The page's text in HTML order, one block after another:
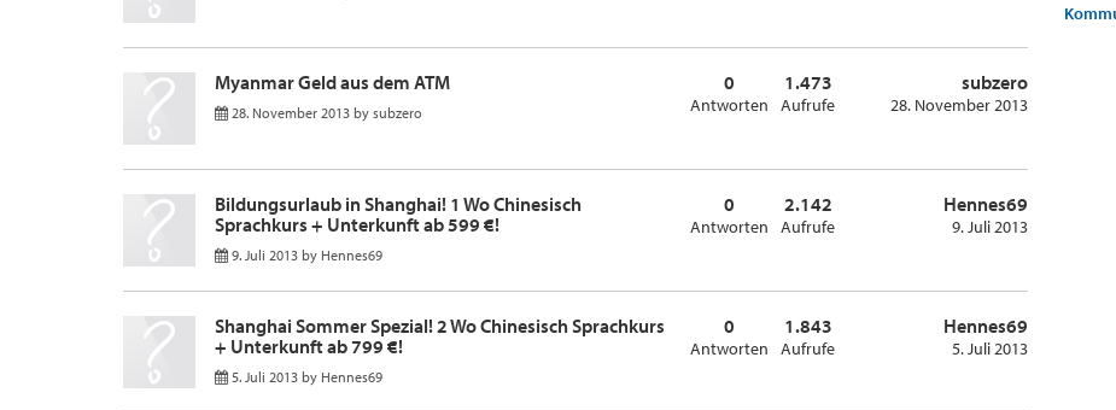
Myanmar Geld aus dem ATM
28. November 2013 by subzero
0
Antworten
1.473
Aufrufe
subzero
28. November 2013
Bildungsurlaub in Shanghai! 1 Wo Chinesisch
Sprachkurs + Unterkunft ab 599 €!
9. Juli 2013 by Hennes69
0
Antworten
2.142
Aufrufe
Hennes69
9. Juli 2013
Shanghai Sommer Spezial! 2 Wo Chinesisch Sprachkurs
+ Unterkunft ab 799 €!
5. Juli 2013 by Hennes69
0
Antworten
1.843
Aufrufe
Hennes69
5. Juli 2013